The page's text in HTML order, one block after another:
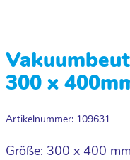
300 x
Artikelnummer: 109631
Größe: 300 x 400